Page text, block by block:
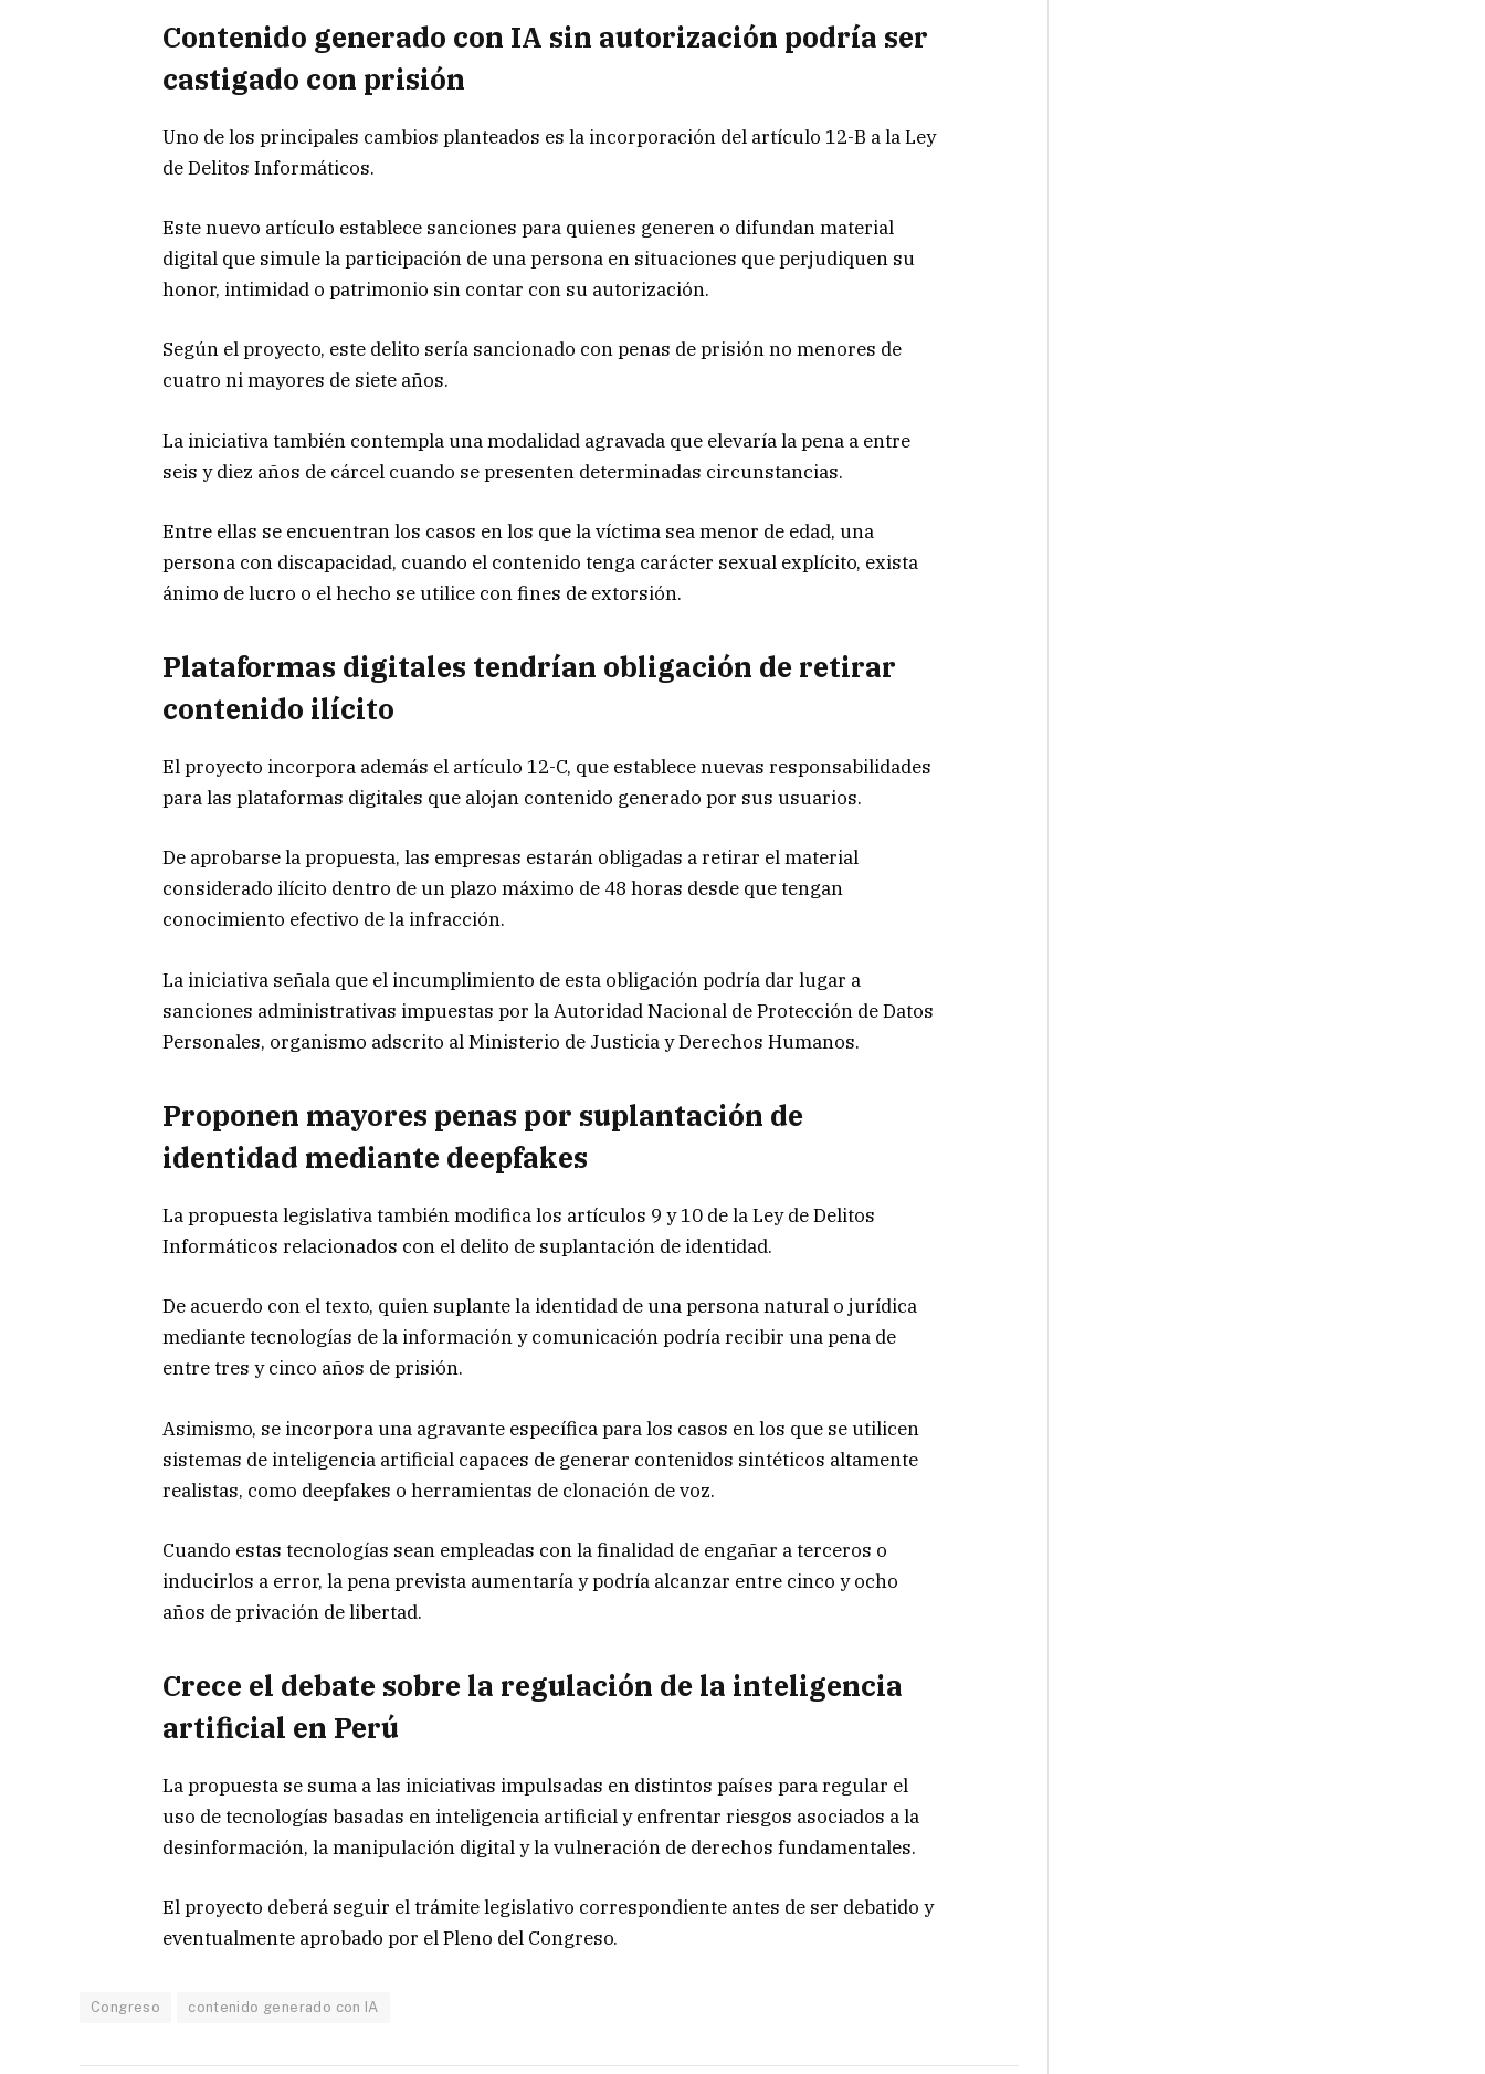
Contenido generado con IA sin autorización podría ser
castigado con prisión
Uno de los principales cambios planteados es la incorporación del artículo 12-B a la Ley
de Delitos Informáticos.
Este nuevo artículo establece sanciones para quienes generen o difundan material
digital que simule la participación de una persona en situaciones que perjudiquen su
honor, intimidad o patrimonio sin contar con su autorización.
Según el proyecto, este delito sería sancionado con penas de prisión no menores de
cuatro ni mayores de siete años.
La iniciativa también contempla una modalidad agravada que elevaría la pena a entre
seis y diez años de cárcel cuando se presenten determinadas circunstancias.
Entre ellas se encuentran los casos en los que la víctima sea menor de edad, una
persona con discapacidad, cuando el contenido tenga carácter sexual explícito, exista
ánimo de lucro o el hecho se utilice con fines de extorsión.
Plataformas digitales tendrían obligación de retirar
contenido ilícito
El proyecto incorpora además el artículo 12-C, que establece nuevas responsabilidades
para las plataformas digitales que alojan contenido generado por sus usuarios.
De aprobarse la propuesta, las empresas estarán obligadas a retirar el material
considerado ilícito dentro de un plazo máximo de 48 horas desde que tengan
conocimiento efectivo de la infracción.
La iniciativa señala que el incumplimiento de esta obligación podría dar lugar a
sanciones administrativas impuestas por la Autoridad Nacional de Protección de Datos
Personales, organismo adscrito al Ministerio de Justicia y Derechos Humanos.
Proponen mayores penas por suplantación de
identidad mediante deepfakes
La propuesta legislativa también modifica los artículos 9 y 10 de la Ley de Delitos
Informáticos relacionados con el delito de suplantación de identidad.
De acuerdo con el texto, quien suplante la identidad de una persona natural o jurídica
mediante tecnologías de la información y comunicación podría recibir una pena de
entre tres y cinco años de prisión.
Asimismo, se incorpora una agravante específica para los casos en los que se utilicen
sistemas de inteligencia artificial capaces de generar contenidos sintéticos altamente
realistas, como deepfakes o herramientas de clonación de voz.
Cuando estas tecnologías sean empleadas con la finalidad de engañar a terceros o
inducirlos a error, la pena prevista aumentaría y podría alcanzar entre cinco y ocho
años de privación de libertad.
Crece el debate sobre la regulación de la inteligencia
artificial en Perú
La propuesta se suma a las iniciativas impulsadas en distintos países para regular el
uso de tecnologías basadas en inteligencia artificial y enfrentar riesgos asociados a la
desinformación, la manipulación digital y la vulneración de derechos fundamentales.
El proyecto deberá seguir el trámite legislativo correspondiente antes de ser debatido y
eventualmente aprobado por el Pleno del Congreso.
Congreso contenido generado con IA